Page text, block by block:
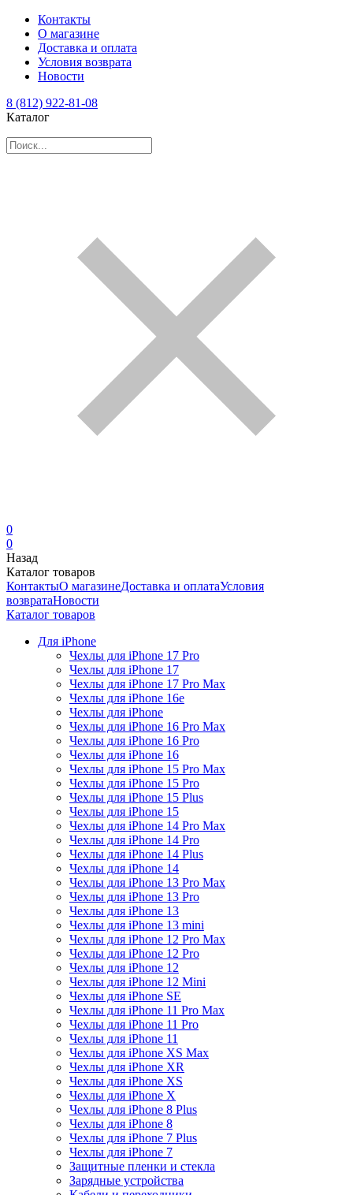
Контакты
О магазине
Доставка и оплата
Условия возврата
Новости
8 (812) 922-81-08
Каталог
0
0
Назад
Каталог товаров
КонтактыО магазинеДоставка и оплатаУсловия
возвратаНовости
Каталог товаров
Для iPhone
Чехлы для iPhone 17 Pro
Чехлы для iPhone 17
Чехлы для iPhone 17 Pro Max
Чехлы для iPhone 16e
Чехлы для iPhone
Чехлы для iPhone 16 Pro Max
Чехлы для iPhone 16 Pro
Чехлы для iPhone 16
Чехлы для iPhone 15 Pro Max
Чехлы для iPhone 15 Pro
Чехлы для iPhone 15 Plus
Чехлы для iPhone 15
Чехлы для iPhone 14 Pro Max
Чехлы для iPhone 14 Pro
Чехлы для iPhone 14 Plus
Чехлы для iPhone 14
Чехлы для iPhone 13 Pro Max
Чехлы для iPhone 13 Pro
Чехлы для iPhone 13
Чехлы для iPhone 13 mini
Чехлы для iPhone 12 Pro Max
Чехлы для iPhone 12 Pro
Чехлы для iPhone 12
Чехлы для iPhone 12 Mini
Чехлы для iPhone SE
Чехлы для iPhone 11 Pro Max
Чехлы для iPhone 11 Pro
Чехлы для iPhone 11
Чехлы для iPhone XS Max
Чехлы для iPhone XR
Чехлы для iPhone XS
Чехлы для iPhone X
Чехлы для iPhone 8 Plus
Чехлы для iPhone 8
Чехлы для iPhone 7 Plus
Чехлы для iPhone 7
Защитные пленки и стекла
Зарядные устройства